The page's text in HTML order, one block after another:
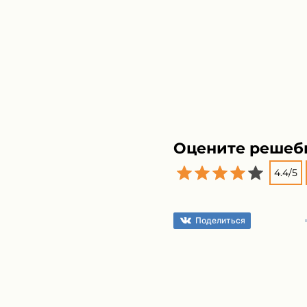
Оцените
4.4/5
Поделиться